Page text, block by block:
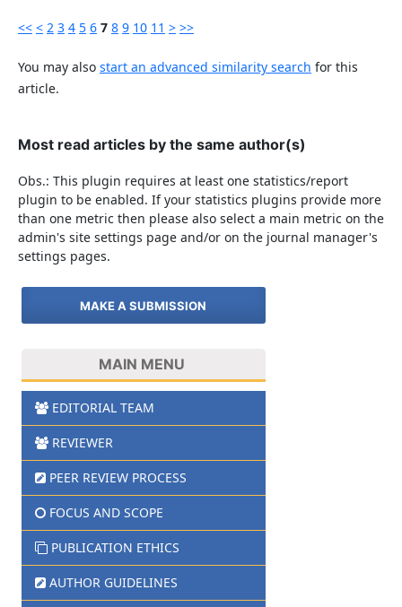
<< < 2 3 4 5 6 7 8 9 10 11 > >>
You may also start an advanced similarity search for this
article.
Most read articles by the same author(s)
Obs.: This plugin requires at least one statistics/report
plugin to be enabled. If your statistics plugins provide more
than one metric then please also select a main metric on the
admin's site settings page and/or on the journal manager's
settings pages.
MAKE A SUBMISSION
MAIN MENU
EDITORIAL TEAM
REVIEWER
PEER REVIEW PROCESS
FOCUS AND SCOPE
PUBLICATION ETHICS
AUTHOR GUIDELINES